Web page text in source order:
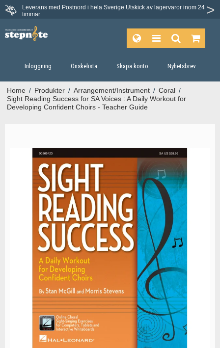
Leverans med Postnord i hela Sverige Utskick av lagervaror inom 24
timmar
Du har 30 dagars ångerrätt.
Inloggning Önskelista Skapa konto Nyhetsbrev
Home / Produkter / Arrangement/Instrument / Coral /
Sight Reading Success for SA Voices : A Daily Workout for
Developing Confident Choirs - Teacher Guide